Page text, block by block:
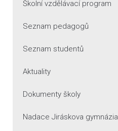
Školní vzdělávací program
Seznam pedagogů
Seznam studentů
Aktuality
Dokumenty školy
Nadace Jiráskova gymnázia